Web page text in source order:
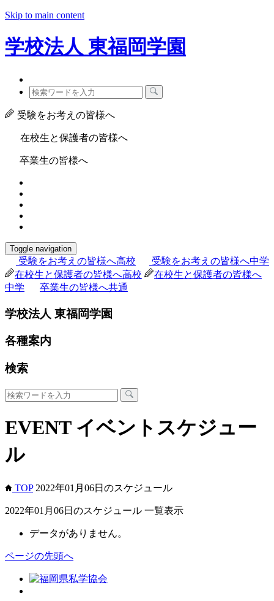
Skip to main content
学校法人 東福岡学園
受験をお考えの皆様へ
在校生と保護者の皆様へ
卒業生の皆様へ
Toggle navigation
受験をお考えの皆様へ高校 受験をお考えの皆様へ中学
在校生と保護者の皆様へ高校
在校生と保護者の皆様へ
中学
卒業生の皆様へ共通
学校法人 東福岡学園
各種案内
検索
EVENT イベントスケジュー
ル
TOP 2022年01月06日のスケジュール
2022年01月06日のスケジュール 一覧表示
データがありません。
ページの先頭へ